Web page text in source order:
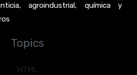
agroindustrial, química y
Topics
HTML